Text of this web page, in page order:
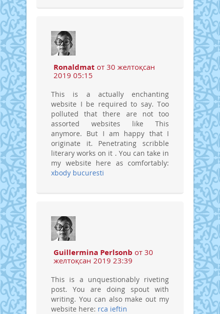
Ronaldmat от 30 желтоқсан
2019 05:15
This is a actually enchanting
website I be required to say. Too
polluted that there are not too
assorted websites like This
anymore. But I am happy that I
originate it. Penetrating scribble
literary works on it . You can take in
my website here as comfortably:
xbody bucuresti
Guillermina Perlsonb от 30
желтоқсан 2019 23:39
This is a unquestionably riveting
post. You are doing spout with
writing. You can also make out my
website here: rca ieftin